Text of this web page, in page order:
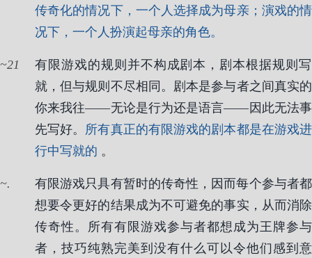
传奇化的情况下，一个人选择成为母亲；演戏的情
况下，一个人扮演起母亲的角色。
21
有限游戏的规则并不构成剧本，剧本根据规则写
就，但与规则不尽相同。剧本是参与者之间真实的
你来我往——无论是行为还是语言——因此无法事
先写好。 所有真正的有限游戏的剧本都是在游戏进
行中写就的 。
.
有限游戏只具有暂时的传奇性，因而每个参与者都
想要令更好的结果成为不可避免的事实，从而消除
传奇性。所有有限游戏参与者都想成为王牌参与
者，技巧纯熟完美到没有什么可以令他们感到意